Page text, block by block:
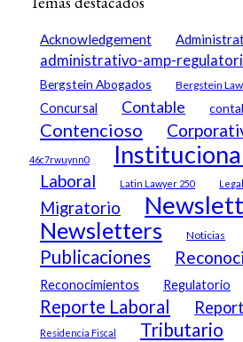
Acknowledgement
administrativo-amp-
Bergstein Abogados Bergstein Law
Concursal Contable
Contencioso
46c7rwuynn0
Laboral Latin Lawyer 250
Migratorio
Newsletters Noticias
Publicaciones
Reconocimientos Regulatorio
Reporte Laboral
Residencia Fiscal Tributario